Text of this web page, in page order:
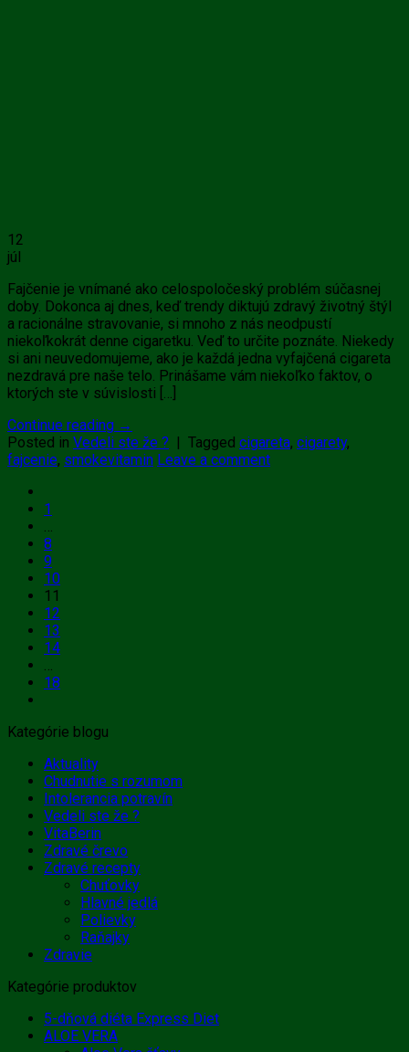
12
júl
Fajčenie je vnímané ako celospoločeský problém súčasnej
doby. Dokonca aj dnes, keď trendy diktujú zdravý životný štýl
a racionálne stravovanie, si mnoho z nás neodpustí
niekoľkokrát denne cigaretku. Veď to určite poznáte. Niekedy
si ani neuvedomujeme, ako je každá jedna vyfajčená cigareta
nezdravá pre naše telo. Prinášame vám niekoľko faktov, o
ktorých ste v súvislosti […]
Continue reading →
Posted in Vedeli ste že ? Tagged cigareta, cigarety,
fajcenie, smokevitamin Leave a comment
1
…
8
9
10
11
12
13
14
…
18
Kategórie blogu
Aktuality
Chudnutie s rozumom
Intolerancia potravín
Vedeli ste že ?
VitaBerin
Zdravé črevo
Zdravé recepty
Chuťovky
Hlavné jedlá
Polievky
Raňajky
Zdravie
Kategórie produktov
5-dňová diéta Express Diet
ALOE VERA